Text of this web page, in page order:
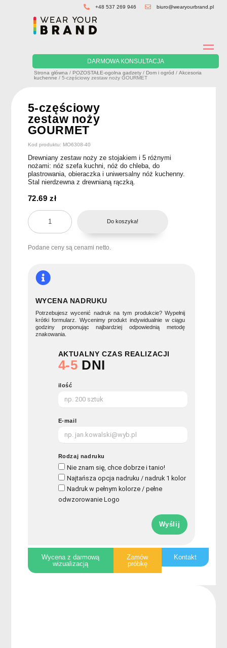
+48 537 269 946 biuro@wearyourbrand.pl
DARMOWA KONSULTACJA
Strona główna / POZOSTAŁE-ogolna gadzety / Dom i ogród /Akcesoria
kuchenne / 5-częściowy zestaw noży GOURMET
5-częściowy
zestaw noży
GOURMET
Kod produktu: MO6308-40
Drewniany zestaw noży ze stojakiem i 5 różnymi
nożami: nóż szefa kuchni, nóż do chleba, do
plastrowania, obieraczka i uniwersalny nóż kuchenny.
Stal nierdzewna z drewnianą rączką.
72.69zł
ilość
5-
częściowy
zestaw
Do koszyka!
Podane ceny są cenami netto.
WYCENA NADRUKU
Potrzebujesz wycenić nadruk na tym produkcie? Wypełnij
krótki formularz. Wycenimy produkt indywidualnie w ciągu
godziny proponując najbardziej odpowiednią metodę
znakowania.
AKTUALNY CZAS REALIZACJI
4-5 DNI
ilość
E-mail
Rodzaj nadruku
Nie znam się, chce dobrze i tanio!
Najtańsza opcja nadruku / nadruk 1 kolor
Nadruk w pełnym kolorze / pełne
odwzorowanie Logo
Wyślij
Wycena z darmową
wizualizacją
Zamów
próbkę
Kontakt